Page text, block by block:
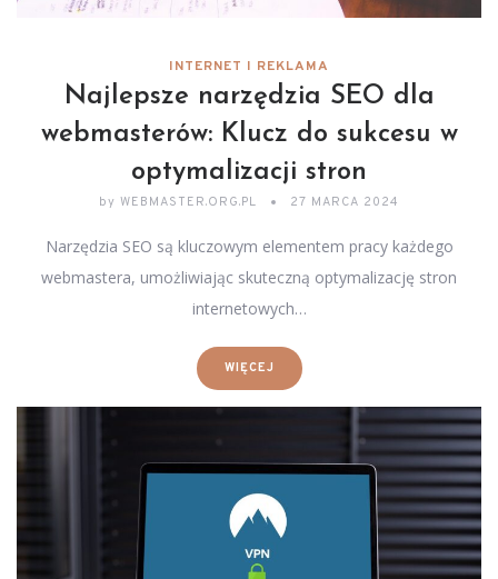
INTERNET I REKLAMA
Najlepsze narzędzia SEO dla
webmasterów: Klucz do sukcesu w
optymalizacji stron
by WEBMASTER.ORG.PL 27 MARCA 2024
Narzędzia SEO są kluczowym elementem pracy każdego
webmastera, umożliwiając skuteczną optymalizację stron
internetowych…
WIĘCEJ